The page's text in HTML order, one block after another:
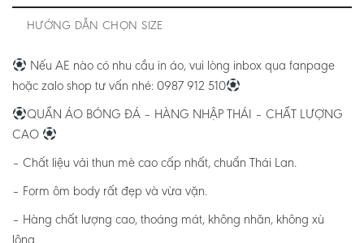
HƯỚNG DẪN CHỌN SIZE
Nếu AE nào có nhu cầu in áo, vui lòng inbox qua fanpage
hoặc zalo shop tư vấn nhé: 0987 912 510
QUẦN ÁO BÓNG ĐÁ – HÀNG NHẬP THÁI – CHẤT LƯỢNG
CAO
– Chất liệu vải thun mè cao cấp nhất, chuẩn Thái Lan.
– Form ôm body rất đẹp và vừa vặn.
– Hàng chất lượng cao, thoáng mát, không nhăn, không xù
lông.